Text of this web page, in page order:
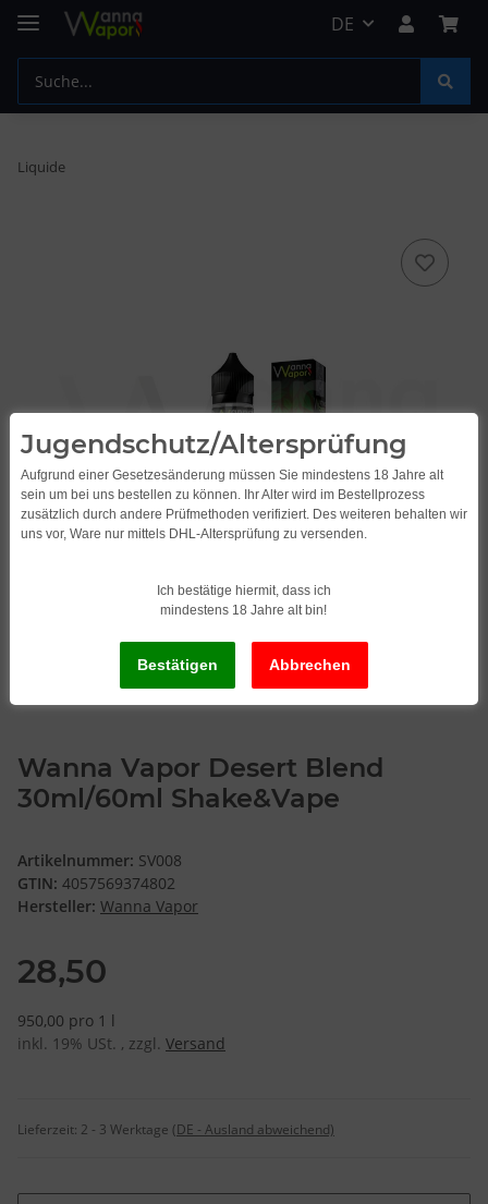
DE
Liquide
Wanna Vapor Desert Blend
30ml/60ml Shake&Vape
Artikelnummer: SV008
GTIN: 4057569374802
Hersteller: Wanna Vapor
28,50
950,00 pro 1 l
inkl. 19% USt. , zzgl. Versand
Lieferzeit: 2 - 3 Werktage (DE - Ausland abweichend)
Jugendschutz/Altersprüfung
Aufgrund einer Gesetzesänderung müssen Sie mindestens 18 Jahre alt
sein um bei uns bestellen zu können. Ihr Alter wird im Bestellprozess
zusätzlich durch andere Prüfmethoden verifiziert. Des weiteren behalten wir
uns vor, Ware nur mittels DHL-Altersprüfung zu versenden.
Ich bestätige hiermit, dass ich
mindestens 18 Jahre alt bin!